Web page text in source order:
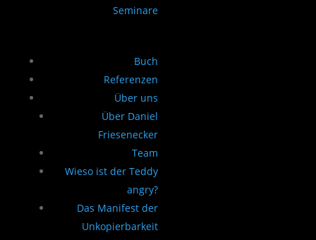
Seminare
Buch
Referenzen
Über uns
Über Daniel
Friesenecker
Team
Wieso ist der Teddy
angry?
Das Manifest der
Unkopierbarkeit